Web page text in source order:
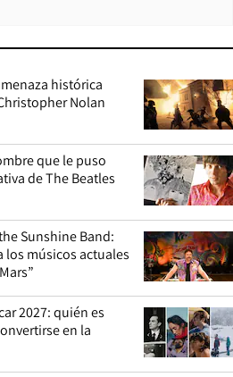
histórica
Nolan
que le puso
de The Beatles
Sunshine Band:
músicos actuales
2027: quién es
en la